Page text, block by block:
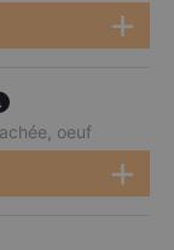
oeuf